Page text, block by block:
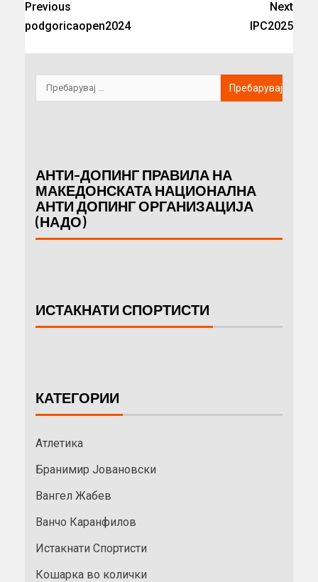
Previous
podgoricaopen2024
Next
IPC2025
АНТИ-ДОПИНГ ПРАВИЛА НА
МАКЕДОНСКАТА НАЦИОНАЛНА
АНТИ ДОПИНГ ОРГАНИЗАЦИЈА
(НАДО)
ИСТАКНАТИ СПОРТИСТИ
КАТЕГОРИИ
Атлетика
Бранимир Јовановски
Вангел Жабев
Ванчо Каранфилов
Истакнати Спортисти
Кошарка во колички